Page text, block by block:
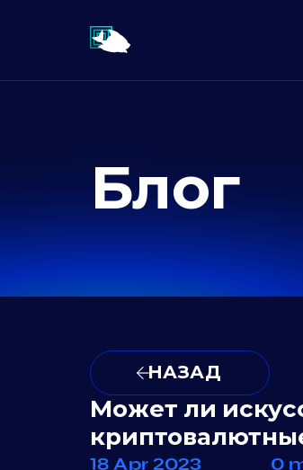
Блог
НАЗАД
Может ли
18 Apr 2023 0